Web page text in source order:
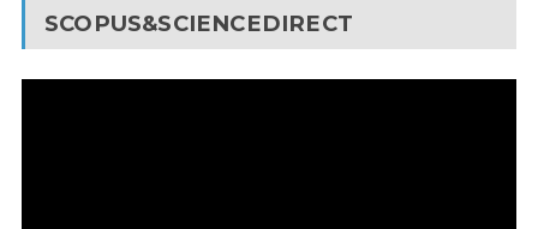
SCOPUS&SCIENCEDIRECT